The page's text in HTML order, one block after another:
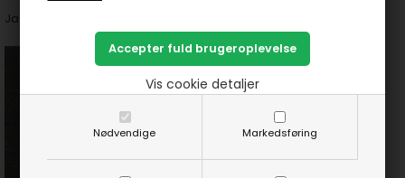
Nødvendige Markedsføring
Vis cookie detaljer
Ja det er der en pap figur som hedder og den ser sådan ud.